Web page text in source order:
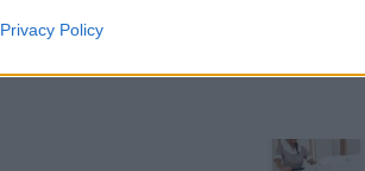
Privacy Policy